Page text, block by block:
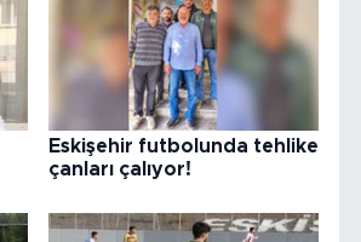
Eskişehir futbolunda tehlike
çanları çalıyor!